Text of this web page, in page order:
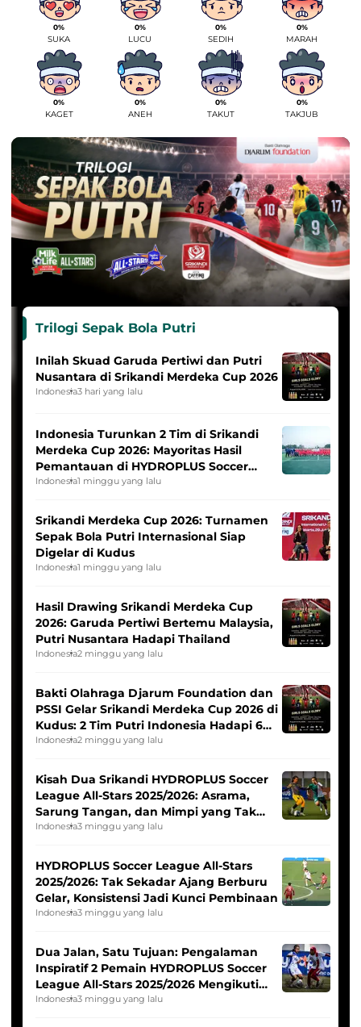
0%
SUKA
0%
LUCU
0%
SEDIH
0%
MARAH
0%
KAGET
0%
ANEH
0%
TAKUT
0%
TAKJUB
Trilogi Sepak Bola Putri
Inilah Skuad Garuda Pertiwi dan Putri
Nusantara di Srikandi Merdeka Cup 2026
Indonesia3 hari yang lalu
Indonesia Turunkan 2 Tim di Srikandi
Merdeka Cup 2026: Mayoritas Hasil
Pemantauan di HYDROPLUS Soccer
League
Indonesia1 minggu yang lalu
Srikandi Merdeka Cup 2026: Turnamen
Sepak Bola Putri Internasional Siap
Digelar di Kudus
Indonesia1 minggu yang lalu
Hasil Drawing Srikandi Merdeka Cup
2026: Garuda Pertiwi Bertemu Malaysia,
Putri Nusantara Hadapi Thailand
Indonesia2 minggu yang lalu
Bakti Olahraga Djarum Foundation dan
PSSI Gelar Srikandi Merdeka Cup 2026 di
Kudus: 2 Tim Putri Indonesia Hadapi 6
Tim Asia
Indonesia2 minggu yang lalu
Kisah Dua Srikandi HYDROPLUS Soccer
League All-Stars 2025/2026: Asrama,
Sarung Tangan, dan Mimpi yang Tak
Pernah Padam
Indonesia3 minggu yang lalu
HYDROPLUS Soccer League All-Stars
2025/2026: Tak Sekadar Ajang Berburu
Gelar, Konsistensi Jadi Kunci Pembinaan
Indonesia3 minggu yang lalu
Dua Jalan, Satu Tujuan: Pengalaman
Inspiratif 2 Pemain HYDROPLUS Soccer
League All-Stars 2025/2026 Mengikuti
Seleksi Timnas Indonesia Putri
Indonesia3 minggu yang lalu